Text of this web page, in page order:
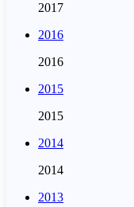
2017
2016
2016
2015
2015
2014
2014
2013